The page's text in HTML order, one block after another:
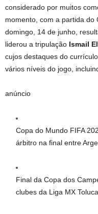
considerado por muitos
momento, com a partida
domingo, 14 de junho,
liderou a tripulação Ismail
cujos destaques do
vários níveis do jogo,
anúncio
Copa do Mundo FIFA
árbitro na final entre
Final da Copa dos
clubes da Liga MX